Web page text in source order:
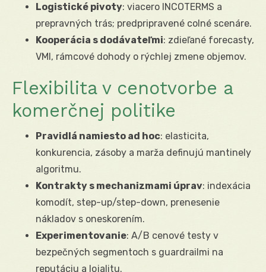
Logistické pivoty: viacero INCOTERMS a
prepravných trás; predpripravené colné scenáre.
Kooperácia s dodávateľmi: zdieľané forecasty,
VMI, rámcové dohody o rýchlej zmene objemov.
Flexibilita v cenotvorbe a
komerčnej politike
Pravidlá namiesto ad hoc: elasticita,
konkurencia, zásoby a marža definujú mantinely
algoritmu.
Kontrakty s mechanizmami úprav: indexácia
komodít, step-up/step-down, prenesenie
nákladov s oneskorením.
Experimentovanie: A/B cenové testy v
bezpečných segmentoch s guardrailmi na
reputáciu a lojalitu.